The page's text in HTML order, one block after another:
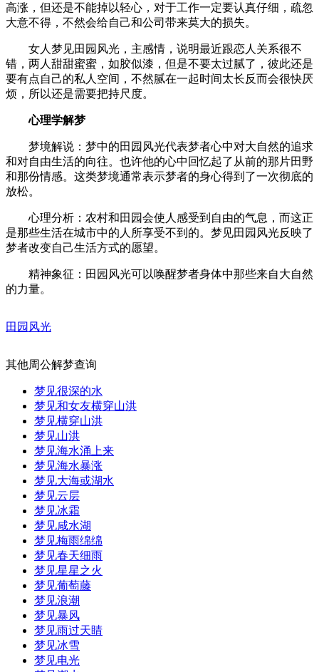
高涨，但还是不能掉以轻心，对于工作一定要认真仔细，疏忽
大意不得，不然会给自己和公司带来莫大的损失。
女人梦见田园风光，主感情，说明最近跟恋人关系很不
错，两人甜甜蜜蜜，如胶似漆，但是不要太过腻了，彼此还是
要有点自己的私人空间，不然腻在一起时间太长反而会很快厌
烦，所以还是需要把持尺度。
心理学解梦
梦境解说：梦中的田园风光代表梦者心中对大自然的追求
和对自由生活的向往。也许他的心中回忆起了从前的那片田野
和那份情感。这类梦境通常表示梦者的身心得到了一次彻底的
放松。
心理分析：农村和田园会使人感受到自由的气息，而这正
是那些生活在城市中的人所享受不到的。梦见田园风光反映了
梦者改变自己生活方式的愿望。
精神象征：田园风光可以唤醒梦者身体中那些来自大自然
的力量。
田园风光
其他周公解梦查询
梦见很深的水
梦见和女友横穿山洪
梦见横穿山洪
梦见山洪
梦见海水涌上来
梦见海水暴涨
梦见大海或湖水
梦见云层
梦见冰霜
梦见咸水湖
梦见梅雨绵绵
梦见春天细雨
梦见星星之火
梦见葡萄藤
梦见浪潮
梦见暴风
梦见雨过天睛
梦见冰雪
梦见电光